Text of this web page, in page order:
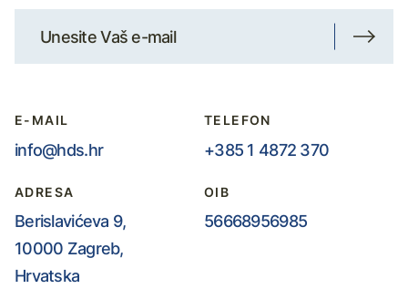
E-MAIL
info@hds.hr
TELEFON
+385 1 4872 370
ADRESA
Berislavićeva 9,
10000 Zagreb,
Hrvatska
OIB
56668956985